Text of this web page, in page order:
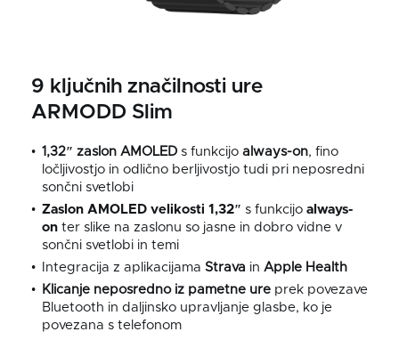
9 ključnih značilnosti ure
ARMODD Slim
1 ,32″ zaslon AMOLED s funkcijo always-on, fino
ločljivostjo in odlično berljivostjo tudi pri neposredni
sončni svetlobi
Zaslon AMOLED velikosti 1,32″ s funkcijo always-
on ter slike na zaslonu so jasne in dobro vidne v
sončni svetlobi in temi
Integracija z aplikacijama Strava in Apple Health
Klicanje neposredno iz pametne ure prek povezave
Bluetooth in daljinsko upravljanje glasbe, ko je
povezana s telefonom